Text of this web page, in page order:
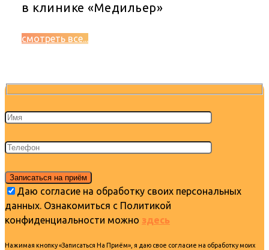
в клинике «Медильер»
смотреть все...
Даю согласие на обработку своих персональных
данных. Ознакомиться с Политикой
конфиденциальности можно здесь
Нажимая кнопку «Записаться На Приём», я даю свое согласие на обработку моих